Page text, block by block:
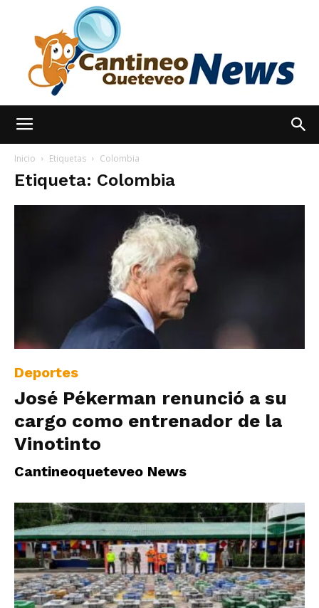
hoy
|
Ultima
|
Inicio Etiquetas Colombia
Etiqueta: Colombia
Deportes
José Pékerman renunció a su
cargo como entrenador de la
Vinotinto
Cantineoqueteveo News